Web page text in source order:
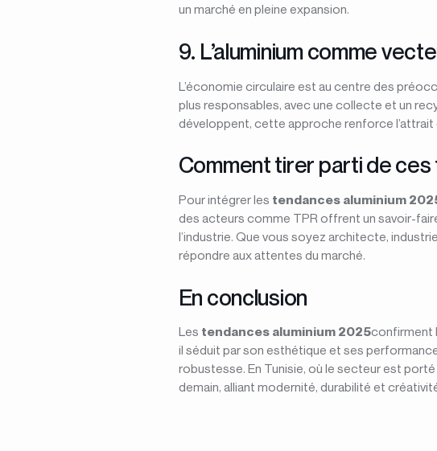
un marché en pleine expansion.
9. L’aluminium comme
L’économie circulaire est au centre des
plus responsables, avec une collecte et un
développent, cette approche renforce
Comment tirer parti de
Pour intégrer les tendances aluminium
des acteurs comme TPR offrent un savoir-
l’industrie. Que vous soyez architecte,
répondre aux attentes du marché.
En conclusion
Les tendances aluminium 2025confirment
il séduit par son esthétique et ses
robustesse. En Tunisie, où le secteur est porté
demain, alliant modernité, durabilité et